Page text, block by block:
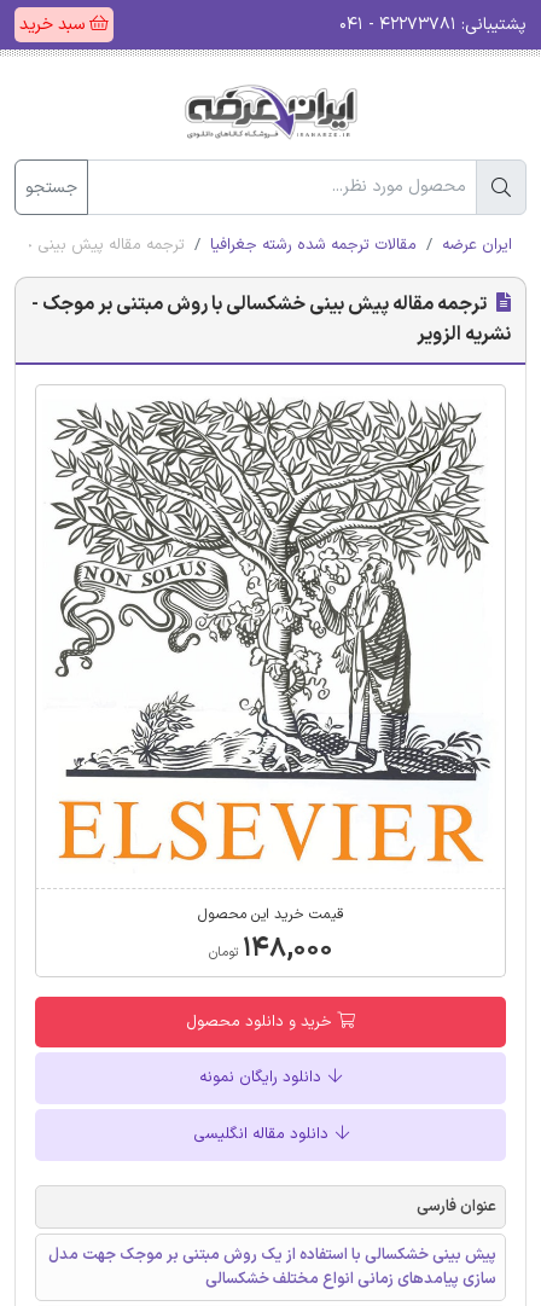
پشتیبانی: سبد خرید
جستجو
ایران عرضه مقالات ترجمه شده رشته جغرافیا ترجمه مقاله پیش بینی
ترجمه مقاله پیش بینی خشکسالی با روش مبتنی بر موجک -
نشریه الزویر
قیمت خرید این محصول
۱۴۸,۰۰۰ تومان
خرید و دانلود محصول
دانلود رایگان نمونه
دانلود مقاله انگلیسی
عنوان فارسی
پیش بینی خشکسالی با استفاده از یک روش مبتنی بر موجک جهت مدل
سازی پیامدهای زمانی انواع مختلف خشکسالی